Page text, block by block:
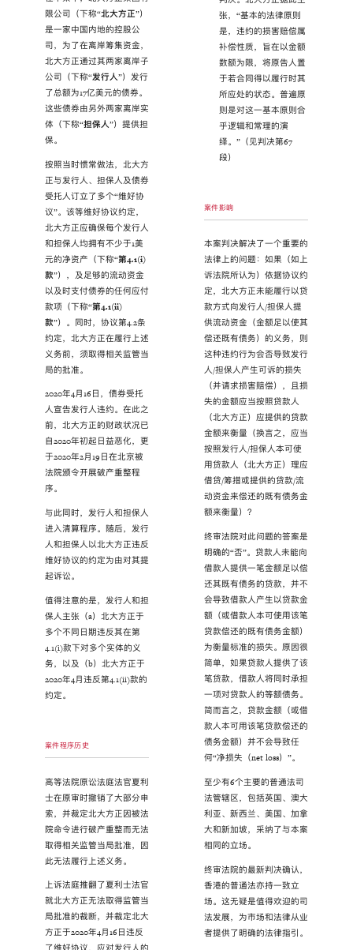
限公司（下称“北大方正”）
是一家中国内地的控股公
司，为了在离岸筹集资金，
北大方正通过其两家离岸子
公司（下称“发行人”）发行
了总额为17亿美元的债券。
这些债券由另外两家离岸实
体（下称“担保人”）提供担
保。
按照当时惯常做法，北大方
正与发行人、担保人及债券
受托人订立了多个“维好协
议”。该等维好协议约定，
北大方正应确保每个发行人
和担保人均拥有不少于1美
元的净资产（下称“第4.1(i)
款”），及足够的流动资金
以及时支付债券的任何应付
款项（下称“第4.1(ii)
款”）。同时，协议第4.2条
约定，北大方正在履行上述
义务前，须取得相关监管当
局的批准。
2020年4月16日，债券受托
人宣告发行人违约。在此之
前，北大方正的财政状况已
自2020年初起日益恶化，更
于2020年2月19日在北京被
法院颁令开展破产重整程
序。
与此同时，发行人和担保人
进入清算程序。随后，发行
人和担保人以北大方正违反
维好协议的约定为由对其提
起诉讼。
值得注意的是，发行人和担
保人主张（a）北大方正于
多个不同日期违反其在第
4.1(i)款下对多个实体的义
务，以及（b）北大方正于
2020年4月违反第4.1(ii)款的
约定。
案件程序历史
高等法院原讼法庭法官夏利
士在原审时撤销了大部分申
索，并裁定北大方正因被法
院命令进行破产重整而无法
取得相关监管当局批准，因
此无法履行上述义务。
上诉法庭推翻了夏利士法官
就北大方正无法取得监管当
局批准的裁断，并裁定北大
方正于2020年4月16日违反
张，“基本的法律原则
是，违约的损害赔偿属
补偿性质，旨在以金额
数额为限，将原告人置
于若合同得以履行时其
所应处的状态。普遍原
则是对这一基本原则合
乎逻辑和常理的演
绎。”（见判决第67
段）
案件影响
本案判决解决了一个重要的
法律上的问题：如果（如上
诉法院所认为）依据协议约
定，北大方正未能履行以贷
款方式向发行人/担保人提
供流动资金（金额足以使其
偿还既有债务）的义务，则
这种违约行为会否导致发行
人/担保人产生可诉的损失
（并请求损害赔偿），且损
失的金额应当按照贷款人
（北大方正）应提供的贷款
金额来衡量（换言之，应当
按照发行人/担保人本可使
用贷款人（北大方正）理应
借贷/筹措或提供的贷款/流
动资金来偿还的既有债务金
额来衡量）？
终审法院对此问题的答案是
明确的“否”。贷款人未能向
借款人提供一笔金额足以偿
还其既有债务的贷款，并不
会导致借款人产生以贷款金
额（或借款人本可使用该笔
贷款偿还的既有债务金额）
为衡量标准的损失。原因很
简单，如果贷款人提供了该
笔贷款，借款人将同时承担
一项对贷款人的等额债务。
简而言之，贷款金额（或借
款人本可用该笔贷款偿还的
债务金额）并不会导致任
何“净损失（net loss）”。
至少有6个主要的普通法司
法管辖区，包括英国、澳大
利亚、新西兰、美国、加拿
大和新加坡，采纳了与本案
相同的立场。
终审法院的最新判决确认，
香港的普通法亦持一致立
场。这无疑是值得欢迎的司
法发展，为市场和法律从业
者提供了明确的法律指引。